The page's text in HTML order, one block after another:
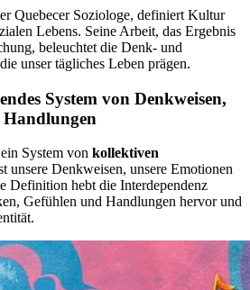
Quebecer Soziologe, definiert Kultur
Lebens. Seine Arbeit, das Ergebnis
beleuchtet die Denk- und
unser tägliches Leben prägen.
System von Denkweisen,
System von kollektiven
unsere Denkweisen, unsere Emotionen
Definition hebt die Interdependenz
Gefühlen und Handlungen hervor und